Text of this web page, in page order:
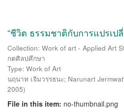
“ชีวิต ธรรมชาติกับการแปรเป
Collection: Work of art - Applied Art
กตศิลปศึกษา
Type: Work of Art
นฤนาท เจิมวรรธนะ; Narunart
2005)
File in this item: no-thumbnail.png